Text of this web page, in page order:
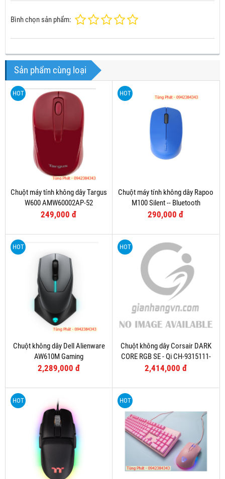
Bình chọn sản phẩm:
Sản phẩm cùng loại
HOT
Chuột máy tính không dây Targus
W600 AMW60002AP-52
249,000 đ
HOT
Chuột máy tính không dây Rapoo
M100 Silent -- Bluetooth
290,000 đ
HOT
Chuột không dây Dell Alienware
AW610M Gaming
2,289,000 đ
HOT
Chuột không dây Corsair DARK
CORE RGB SE - Qi CH-9315111-
AP
2,414,000 đ
HOT HOT